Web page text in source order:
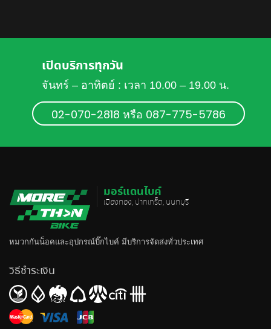
เปิดบริการทุกวัน
จันทร์ – อาทิตย์ : เวลา 10.00 – 19.00 น.
02-070-2818 หรือ 087-775-5786
มอร์แดนไบค์
เมืองทอง, ปากเกร็ด, นนทบุรี
หมวกกันน็อคและอุปกรณ์บิ๊กไบค์ มีบริการจัดส่งทั่วประเทศ
วิธีชำระเงิน